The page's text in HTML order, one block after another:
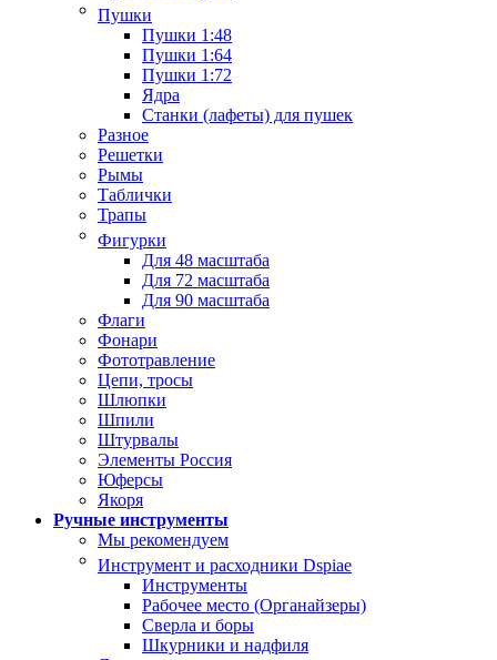
Пушки
Пушки 1:48
Пушки 1:64
Пушки 1:72
Ядра
Станки (лафеты) для пушек
Разное
Решетки
Рымы
Таблички
Трапы
Фигурки
Для 48 масштаба
Для 72 масштаба
Для 90 масштаба
Флаги
Фонари
Фототравление
Цепи, тросы
Шлюпки
Шпили
Штурвалы
Элементы Россия
Юферсы
Якоря
Ручные инструменты
Мы рекомендуем
Инструмент и расходники Dspiae
Инструменты
Рабочее место (Органайзеры)
Сверла и боры
Шкурники и надфиля